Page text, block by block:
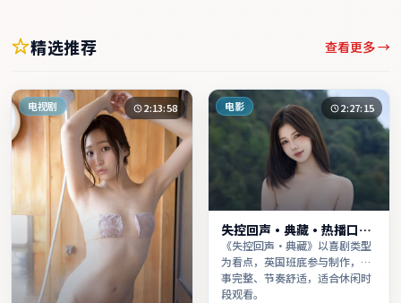
精选推荐 查看更多 →
电视剧 2:13:58 电影 2:27:15
失控回声·典藏·热播口碑
之作剧情扎实演技在线
《失控回声·典藏》以喜剧类型
为看点，英国班底参与制作，叙
事完整、节奏舒适，适合休闲时
段观看。